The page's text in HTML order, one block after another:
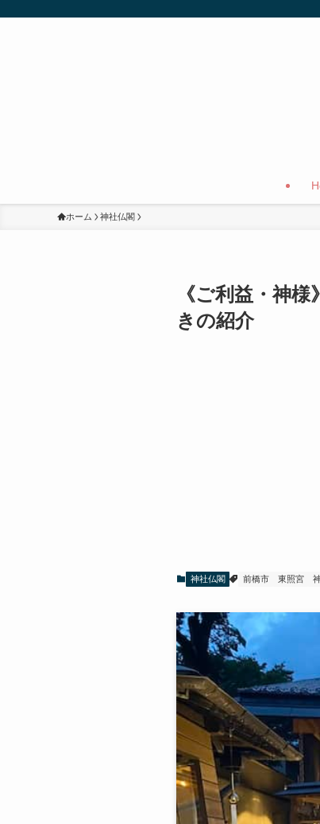
ホーム 神社仏閣
《ご利益・神
きの紹介
神社仏閣 前橋市 東照宮